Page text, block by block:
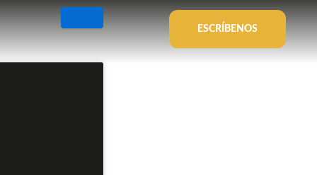
ESCRÍBENOS